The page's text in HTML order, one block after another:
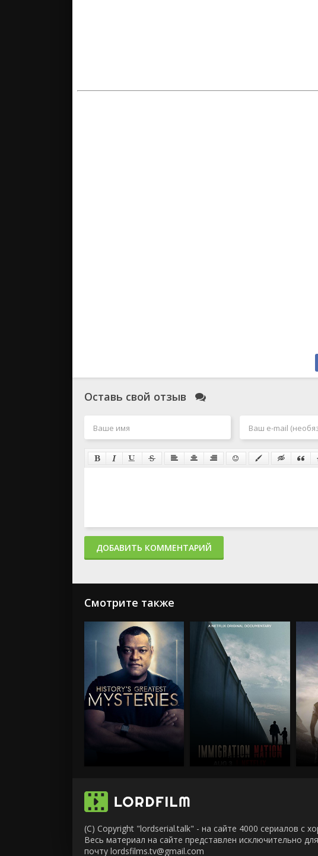
Оставь свой отзыв
ДОБАВИТЬ КОММЕНТАРИЙ
Смотрите также
(C) Copyright "lordserial.talk" - на сайте 4000 сериалов с
Весь материал на сайте представлен исключительно
почту lordsfilms.tv@gmail.com